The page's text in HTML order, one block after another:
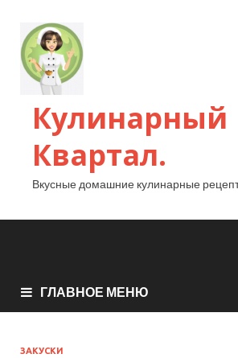
Кулинарный
Квартал.
Вкусные домашние кулинарные
ГЛАВНОЕ МЕНЮ
ЗАКУСКИ